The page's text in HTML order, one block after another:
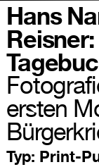
Hans
ersten
Typ: Print-